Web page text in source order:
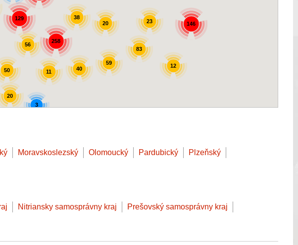
50
56
38
23
146
40
20
258
20
3
83
11
129
59
12
Moravskoslezský Olomoucký Pardubický
Plzeňský
Nitriansky samosprávny kraj
Prešovský samosprávny kraj